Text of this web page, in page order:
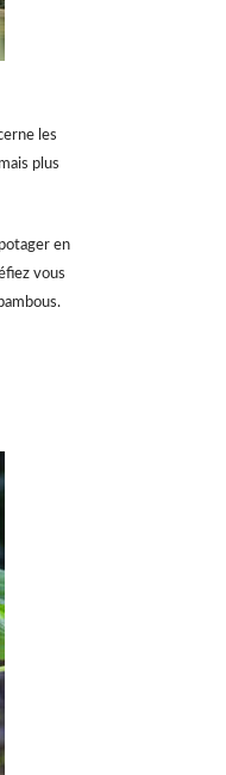
les
plus
en
vous